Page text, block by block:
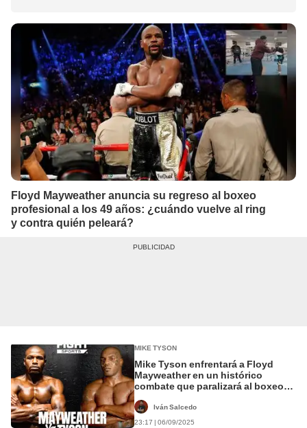
Floyd Mayweather anuncia su regreso al boxeo
profesional a los 49 años: ¿cuándo vuelve al ring
y contra quién peleará?
MIKE TYSON
Mike Tyson enfrentará a Floyd
Mayweather en un histórico
combate que paralizará al boxeo:
Iván Salcedo
23:17 | 06/09/2025